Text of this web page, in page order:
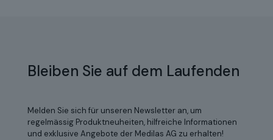
Bleiben Sie auf dem Laufenden
Melden Sie sich für unseren Newsletter an, um
regelmässig Produktneuheiten, hilfreiche Informationen
und exklusive Angebote der Medilas AG zu erhalten!